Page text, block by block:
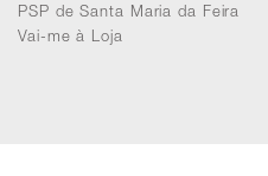
PSP de Santa Maria da Feira
Vai-me à Loja